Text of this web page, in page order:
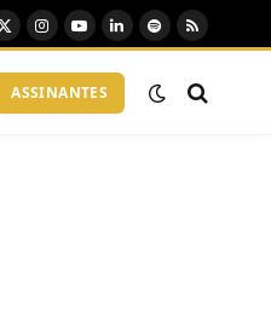
X
Instagram
YouTubeLinkedIn
Spotify
RSS
ASSINANTES